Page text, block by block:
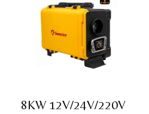
8KW 12V/24V/220V